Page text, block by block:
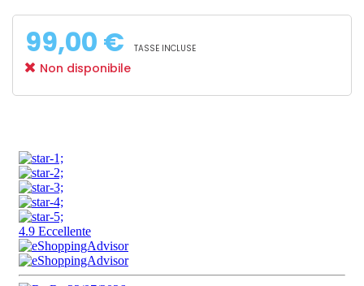
99,00 € TASSE INCLUSE
Non disponibile